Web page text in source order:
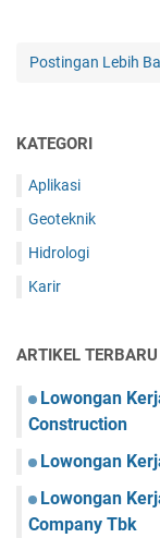
Postingan Lebih
KATEGORI
Aplikasi
Geoteknik
Hidrologi
Karir
ARTIKEL TERBARU
Lowongan
Construction
Lowongan
Lowongan
Company Tbk